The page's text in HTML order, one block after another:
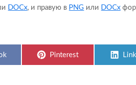
DOCx, и правую в PNG или DOCx
Share
Pinterest